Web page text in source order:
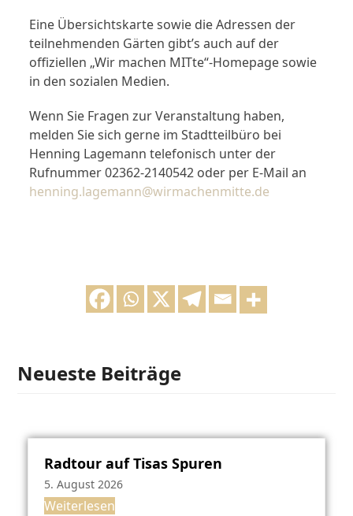
Eine Übersichtskarte sowie die Adressen der
teilnehmenden Gärten gibt’s auch auf der
offiziellen „Wir machen MITte“-Homepage sowie
in den sozialen Medien.
Wenn Sie Fragen zur Veranstaltung haben,
melden Sie sich gerne im Stadtteilbüro bei
Henning Lagemann telefonisch unter der
Rufnummer 02362-2140542 oder per E-Mail an
henning.lagemann@wirmachenmitte.de
Neueste Beiträge
Radtour auf Tisas Spuren
5. August 2026
Weiterlesen